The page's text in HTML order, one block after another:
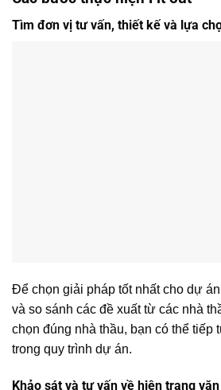
Tìm đơn vị tư vấn, thiết kế và lựa
Để chọn giải pháp tốt nhất cho dự
và so sánh các đề xuất từ các nhà
chọn đúng nhà thầu, bạn có thể tiếp
trong quy trình dự án.
Khảo sát và tư vấn về hiện trạng